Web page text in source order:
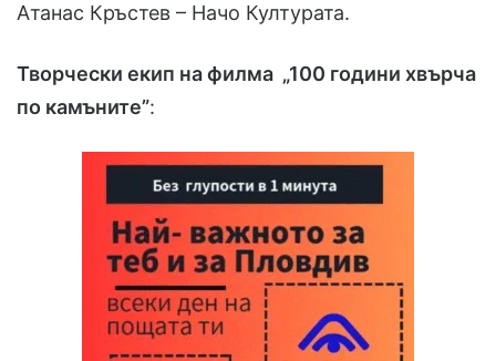
Атанас Кръстев – Начо Културата.
Творчески екип на филма „100 години хвърча
по камъните”: